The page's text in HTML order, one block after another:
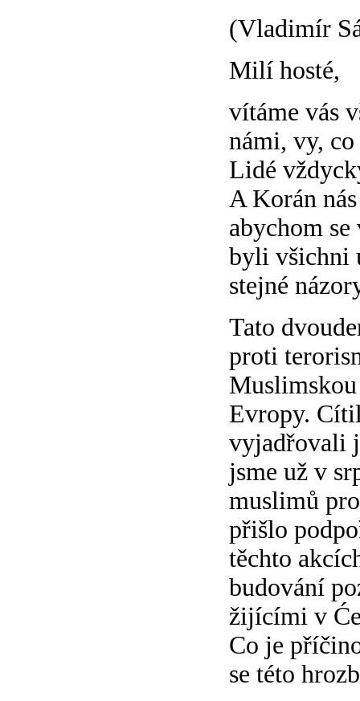
(Vladimír
Milí hosté,
vítáme vás
námi, vy, co
Lidé
A Korán
abychom
byli všichni
stejné
Tato
proti
Evropy.
vyjadřovali
jsme už v
muslimů
přišlo
těchto
budování
žijícími v
Co je
se této